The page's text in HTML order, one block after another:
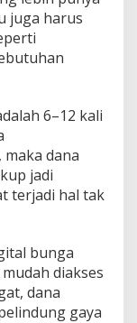
juga harus
6–12 kali
dana
jadi
terjadi hal tak
bunga
diakses
dana
gaya